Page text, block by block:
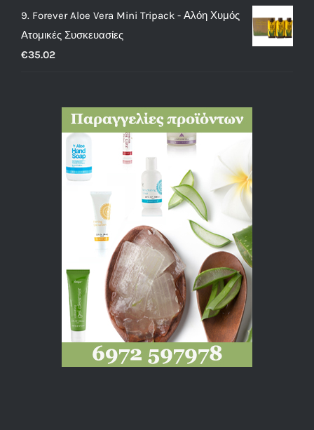
9. Forever Aloe Vera Mini Tripack - Αλόη Χυμός
Ατομικές Συσκευασίες
€35.02